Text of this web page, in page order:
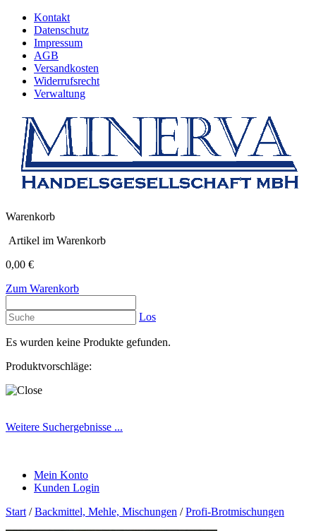
Kontakt
Datenschutz
Impressum
AGB
Versandkosten
Widerrufsrecht
Verwaltung
Warenkorb
Artikel im Warenkorb
0,00 €
Zum Warenkorb
Los
Es wurden keine Produkte gefunden.
Produktvorschläge:
Weitere Suchergebnisse ...
Mein Konto
Kunden Login
Start /Backmittel, Mehle, Mischungen /Profi-Brotmischungen